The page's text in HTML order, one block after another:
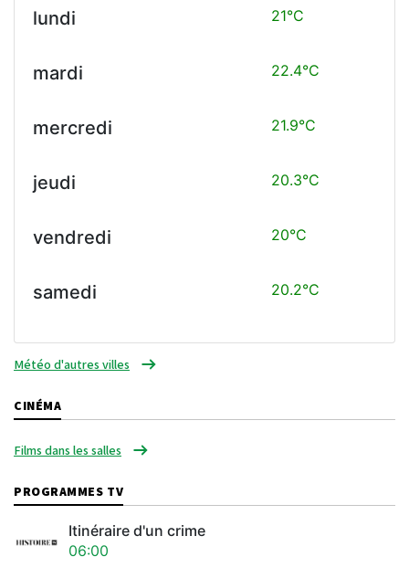
lundi 21°C
mardi 22.4°C
mercredi 21.9°C
jeudi 20.3°C
vendredi 20°C
samedi 20.2°C
Météo d'autres villes
CINÉMA
Films dans les salles
PROGRAMMES TV
Itinéraire d'un crime
06:00